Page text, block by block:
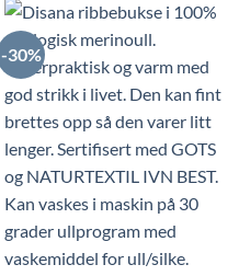
har
flere
varianter.
Alternativene
kan
velges
på
produktsiden
-30%